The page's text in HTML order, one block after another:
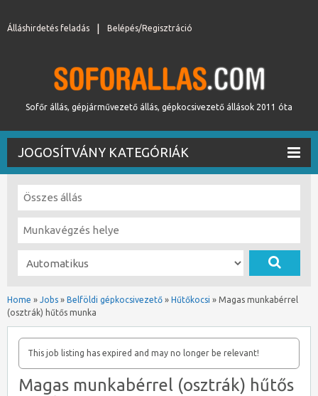
Belépés/Regisztráció
Álláshirdetés feladás
Sofőr állás, gépjárművezető állás, gépkocsivezető állások 2011 óta
JOGOSÍTVÁNY KATEGÓRIÁK
Home » Jobs » Belföldi gépkocsivezető » Hűtőkocsi » Magas munkabérrel
(osztrák) hűtős munka
This job listing has expired and may no longer be relevant!
Magas munkabérrel (osztrák) hűtős